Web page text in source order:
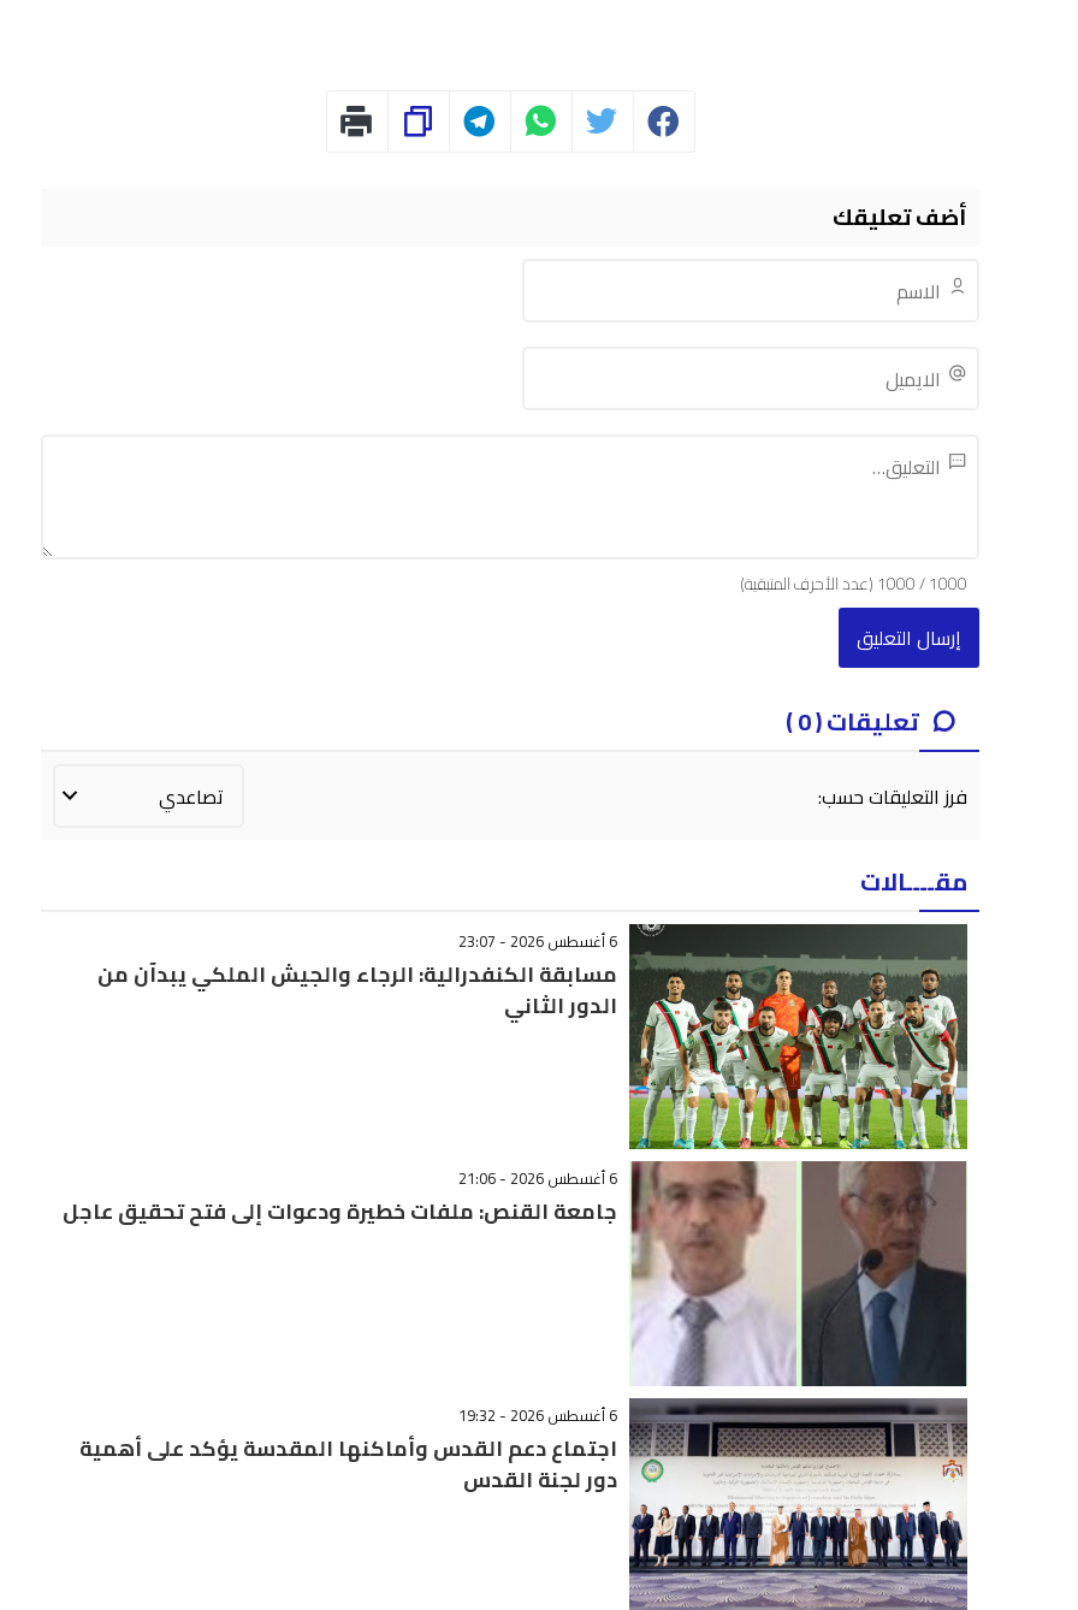
أضف تعليقك
1000
/
1000(عدد الأحرف المتبقية)
تعليقات ( 0 )
فرز التعليقات حسب:
مقــــالات
6 أغسطس 2026 - 23:07
مسابقة الكنفدرالية: الرجاء والجيش الملكي يبدآن من
الدور الثاني
6 أغسطس 2026 - 21:06
جامعة القنص: ملفات خطيرة ودعوات إلى فتح تحقيق عاجل
6 أغسطس 2026 - 19:32
اجتماع دعم القدس وأماكنها المقدسة يؤكد على أهمية
دور لجنة القدس